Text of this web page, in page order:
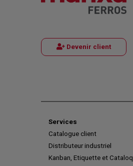
Devenir client
Services
Catalogue client
Distributeur industriel
Kanban, Etiquette et